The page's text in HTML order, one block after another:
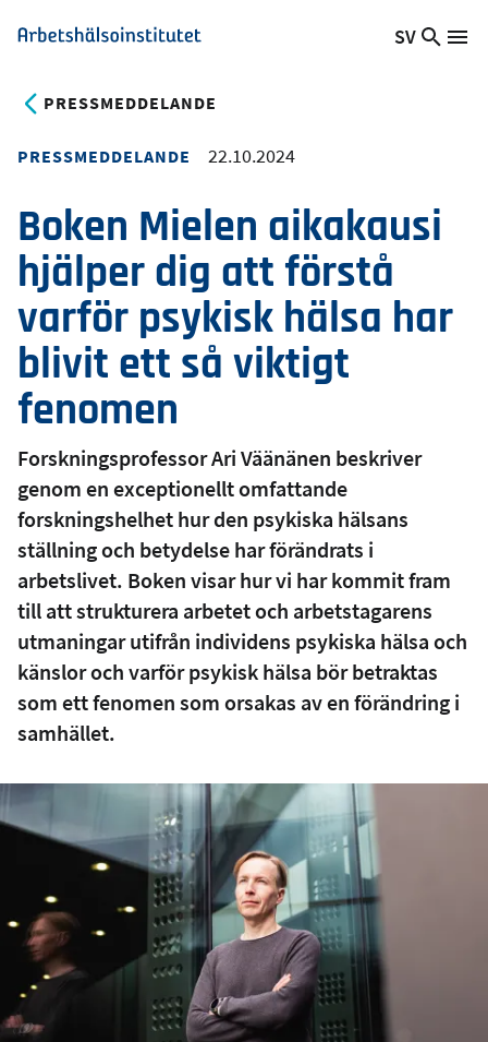
Hoppa
till
Arbetshälsoinstitutet
Växla
SV
Sök
PRESSMEDDELANDE
PRESSMEDDELANDE 22.10.2024
Boken Mielen aikakausi
hjälper dig att förstå
varför psykisk hälsa har
blivit ett så viktigt
fenomen
Forskningsprofessor Ari Väänänen beskriver
genom en exceptionellt omfattande
forskningshelhet hur den psykiska hälsans
ställning och betydelse har förändrats i
arbetslivet. Boken visar hur vi har kommit fram
till att strukturera arbetet och arbetstagarens
utmaningar utifrån individens psykiska hälsa och
känslor och varför psykisk hälsa bör betraktas
som ett fenomen som orsakas av en förändring i
samhället.